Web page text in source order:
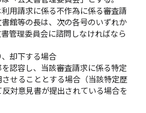
用請求に係る不作為に係る審査請
館等の長は、次の各号のいずれか
管理委員会に諮問しなければなら
却下する場合
認容し、当該審査請求に係る特定
せることとする場合（当該特定歴
対意見書が提出されている場合を